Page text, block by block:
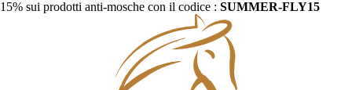
15% sui prodotti anti-mosche con il codice : SUMMER-FLY15